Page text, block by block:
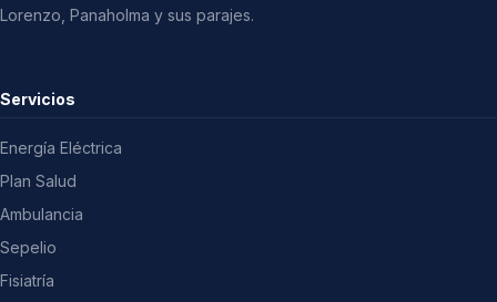
Lorenzo, Panaholma y sus parajes.
Servicios
Energía Eléctrica
Plan Salud
Ambulancia
Sepelio
Fisiatría